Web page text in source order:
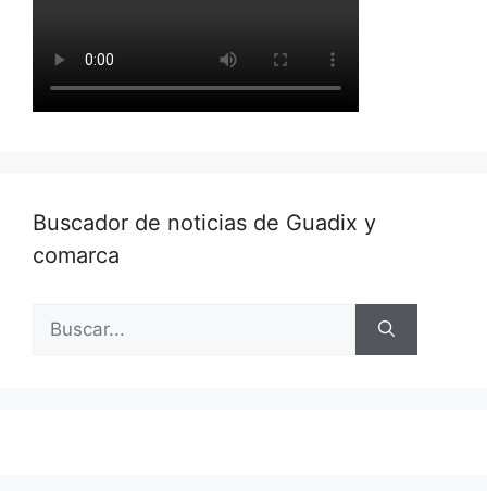
Buscador de noticias de Guadix y
comarca
Buscar: